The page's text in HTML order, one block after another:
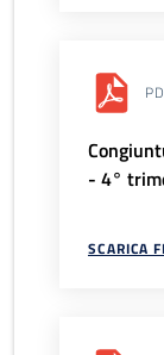
- 4°
SCARICA